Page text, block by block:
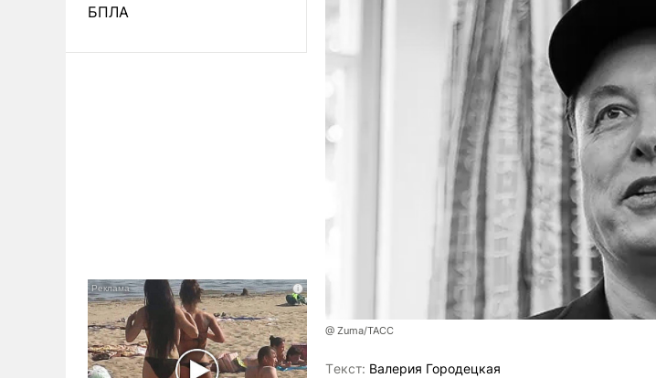
БПЛА
@ Zuma/ТАСС
Tекст: Валерия Городецкая